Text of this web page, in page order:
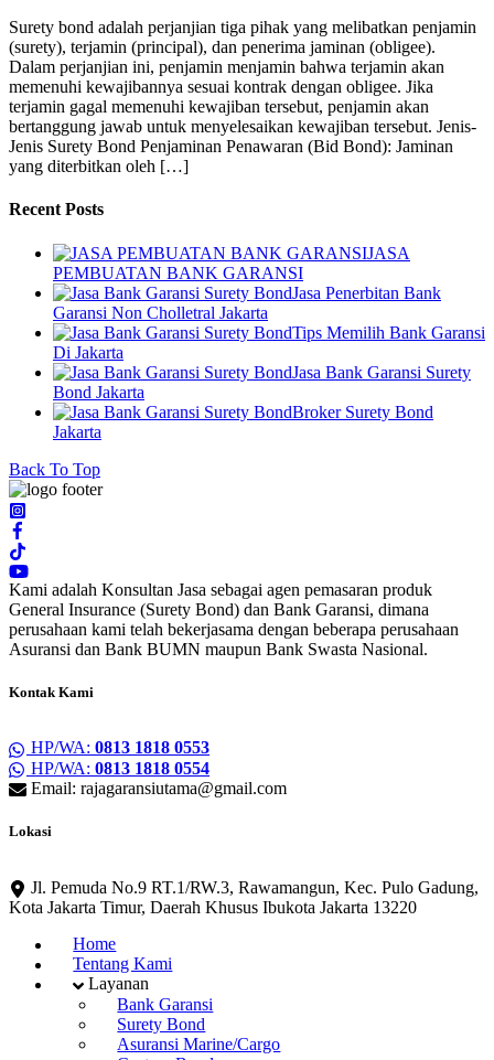
Surety bond adalah perjanjian tiga pihak yang melibatkan penjamin
(surety), terjamin (principal), dan penerima jaminan (obligee).
Dalam perjanjian ini, penjamin menjamin bahwa terjamin akan
memenuhi kewajibannya sesuai kontrak dengan obligee. Jika
terjamin gagal memenuhi kewajiban tersebut, penjamin akan
bertanggung jawab untuk menyelesaikan kewajiban tersebut. Jenis-
Jenis Surety Bond Penjaminan Penawaran (Bid Bond): Jaminan
yang diterbitkan oleh […]
Recent Posts
JASA
PEMBUATAN BANK GARANSI
Jasa Penerbitan Bank
Garansi Non Cholletral Jakarta
Tips Memilih Bank Garansi
Di Jakarta
Jasa Bank Garansi Surety
Bond Jakarta
Broker Surety Bond
Jakarta
Back To Top
Kami adalah Konsultan Jasa sebagai agen pemasaran produk
General Insurance (Surety Bond) dan Bank Garansi, dimana
perusahaan kami telah bekerjasama dengan beberapa perusahaan
Asuransi dan Bank BUMN maupun Bank Swasta Nasional.
Kontak Kami
HP/WA: 0813 1818 0553
HP/WA: 0813 1818 0554
Email: rajagaransiutama@gmail.com
Lokasi
Jl. Pemuda No.9 RT.1/RW.3, Rawamangun, Kec. Pulo Gadung,
Kota Jakarta Timur, Daerah Khusus Ibukota Jakarta 13220
Home
Tentang Kami
Layanan
Bank Garansi
Surety Bond
Asuransi Marine/Cargo